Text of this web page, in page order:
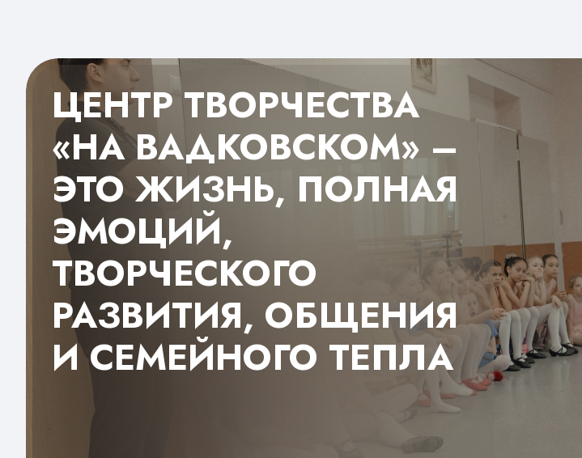
ЦЕНТР ТВОРЧЕСТВА
«НА ВАДКОВСКОМ» –
ЭТО ЖИЗНЬ, ПОЛНАЯ
ЭМОЦИЙ,
ТВОРЧЕСКОГО
РАЗВИТИЯ, ОБЩЕНИЯ
И СЕМЕЙНОГО ТЕПЛА